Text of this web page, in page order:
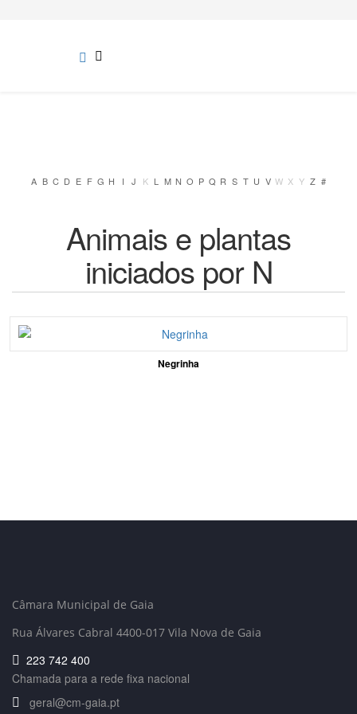
A B C D E F G H I J K L M N O P Q R S T U V W X Y Z #
Animais e plantas
iniciados por N
Negrinha
Câmara Municipal de Gaia
Rua Álvares Cabral 4400-017 Vila Nova de Gaia
223 742 400
Chamada para a rede fixa nacional
geral@cm-gaia.pt